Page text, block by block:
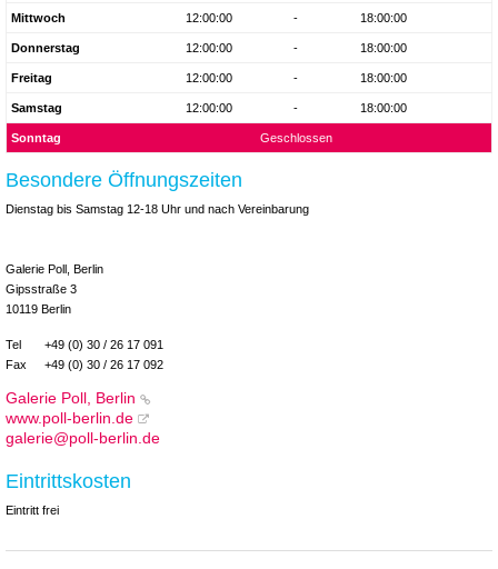
Mittwoch 12:00:00 - 18:00:00
Donnerstag 12:00:00 - 18:00:00
Freitag 12:00:00 - 18:00:00
Samstag 12:00:00 - 18:00:00
Sonntag Geschlossen
Besondere Öffnungszeiten
Dienstag bis Samstag 12-18 Uhr und nach Vereinbarung
Galerie Poll, Berlin
Gipsstraße 3
10119 Berlin
Tel
+49 (0) 30 / 26 17 091
Fax
+49 (0) 30 / 26 17 092
Galerie Poll, Berlin
www.poll-berlin.de
galerie@poll-berlin.de
Eintrittskosten
Eintritt frei